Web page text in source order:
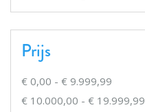
Prijs
€ 0,00 - € 9.999,99
€ 10.000,00 - € 19.999,99